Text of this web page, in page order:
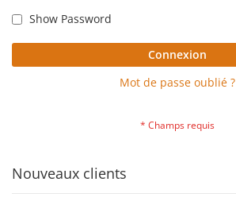
Show Password
Connexion
Mot de passe oublié ?
Nouveaux clients